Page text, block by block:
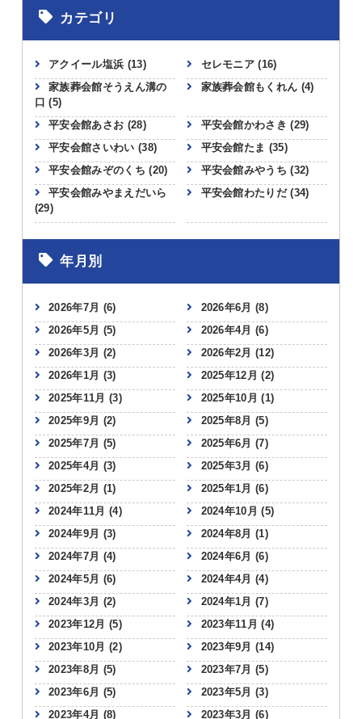
カテゴリ
アクイール塩浜 (13) セレモニア(16)
家族葬会館そうえん溝の
口(5)
家族葬会館もくれん (4)
平安会館あさお (28) 平安会館かわさき(29)
平安会館さいわい (38) 平安会館たま (35)
平安会館みぞのくち(20) 平安会館みやうち(32)
平安会館みやまえだいら
(29)
平安会館わたりだ(34)
年月別
2026年7月 (6) 2026年6月 (8)
2026年5月 (5) 2026年4月 (6)
2026年3月 (2) 2026年2月 (12)
2026年1月 (3) 2025年12月 (2)
2025年11月 (3) 2025年10月 (1)
2025年9月 (2) 2025年8月 (5)
2025年7月 (5) 2025年6月 (7)
2025年4月 (3) 2025年3月 (6)
2025年2月 (1) 2025年1月 (6)
2024年11月 (4) 2024年10月 (5)
2024年9月 (3) 2024年8月 (1)
2024年7月 (4) 2024年6月 (6)
2024年5月 (6) 2024年4月 (4)
2024年3月 (2) 2024年1月 (7)
2023年12月 (5) 2023年11月 (4)
2023年10月 (2) 2023年9月 (14)
2023年8月 (5) 2023年7月 (5)
2023年6月 (5) 2023年5月 (3)
2023年4月 (8) 2023年3月 (6)